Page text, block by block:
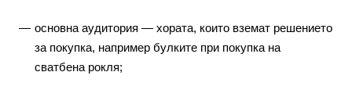
основна аудитория — хората, които вземат решението
за покупка, например булките при покупка на
сватбена рокля;